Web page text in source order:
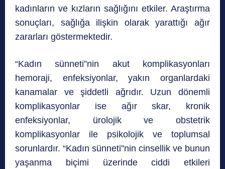
kadınların ve kızların sağlığını etkiler. Araştırma
sonuçları, sağlığa ilişkin olarak yarattığı ağır
zararları göstermektedir.
“Kadın sünneti”nin akut komplikasyonları
hemoraji, enfeksiyonlar, yakın organlardaki
kanamalar ve şiddetli ağrıdır. Uzun dönemli
komplikasyonlar ise ağır skar, kronik
enfeksiyonlar, ürolojik ve obstetrik
komplikasyonlar ile psikolojik ve toplumsal
sorunlardır. “Kadın sünneti”nin cinsellik ve bunun
yaşanma biçimi üzerinde ciddi etkileri